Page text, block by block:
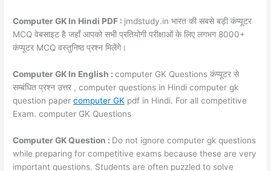
Computer GK In Hindi PDF : jmdstudy.in भारत की सबसे बड़ी कंप्यूटर
MCQ वेबसाइट है जहाँ आपको सभी प्रतियोगी परीक्षाओं के लिए लगभग 8000+
कंप्यूटर MCQ वस्तुनिष्ठ प्रश्न मिलेंगे।
Computer GK In English :computer GK Questions कंप्यूटर से
सम्बंधित प्रश्न उत्तर , computer questions in Hindi computer gk
question papercomputer GK pdf in Hindi. For all competitive
Exam. computer GK Questions
Computer GK Question : Do not ignore computer gk questions
while preparing for competitive exams because these are very
important questions. Students are often puzzled to solve